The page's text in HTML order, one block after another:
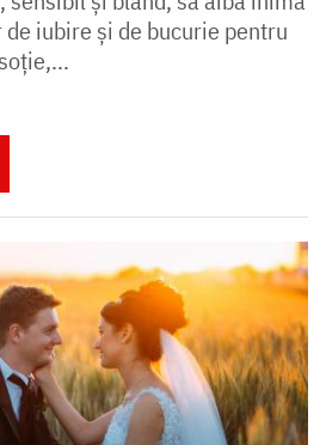
de iubire şi de bucurie pentru